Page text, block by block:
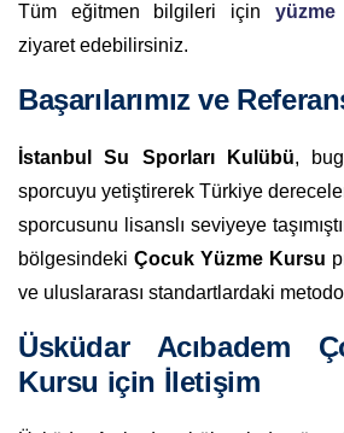
Tüm eğitmen bilgileri için yüzme
ziyaret edebilirsiniz.
Başarılarımız ve
İstanbul Su Sporları Kulübü,
sporcuyu yetiştirerek Türkiye
sporcusunu lisanslı seviyeye
bölgesindeki Çocuk Yüzme Kursu
ve uluslararası standartlardaki
Üsküdar Acıbadem
Kursu için İletişim